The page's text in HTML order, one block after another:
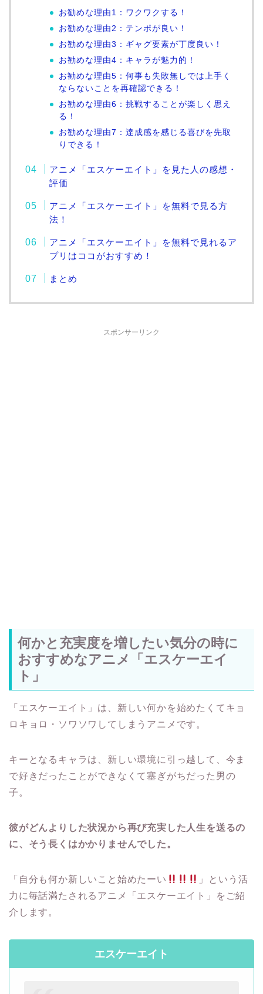
お勧めな理由1：ワクワクする！
お勧めな理由2：テンポが良い！
お勧めな理由3：ギャグ要素が丁度良い！
お勧めな理由4：キャラが魅力的！
お勧めな理由5：何事も失敗無しでは上手く
ならないことを再確認できる！
お勧めな理由6：挑戦することが楽しく思え
る！
お勧めな理由7：達成感を感じる喜びを先取
りできる！
アニメ「エスケーエイト」を見た人の感想・
評価
アニメ「エスケーエイト」を無料で見る方
法！
アニメ「エスケーエイト」を無料で見れるア
プリはココがおすすめ！
まとめ
スポンサーリンク
何かと充実度を増したい気分の時に
おすすめなアニメ「エスケーエイ
ト」
「エスケーエイト」は、新しい何かを始めたくてキョ
ロキョロ・ソワソワしてしまうアニメです。
キーとなるキャラは、新しい環境に引っ越して、今ま
で好きだったことができなくて塞ぎがちだった男の
子。
彼がどんよりした状況から再び充実した人生を送るの
に、そう長くはかかりませんでした。
「自分も何か新しいこと始めたーい
」という活
力に毎話満たされるアニメ「エスケーエイト」をご紹
介します。
エスケーエイト